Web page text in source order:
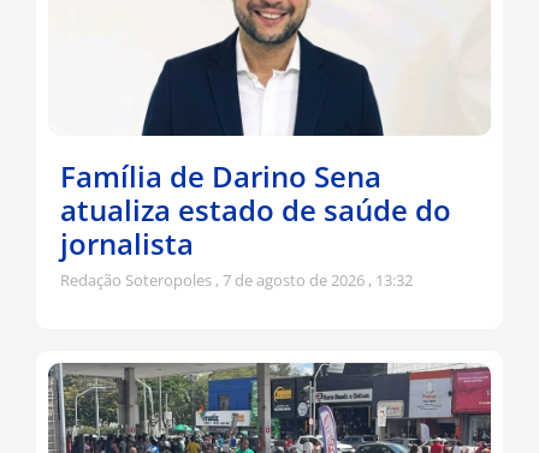
Família de Darino Sena
atualiza estado de saúde do
jornalista
Redação Soteropoles 7 de agosto de 2026 13:32